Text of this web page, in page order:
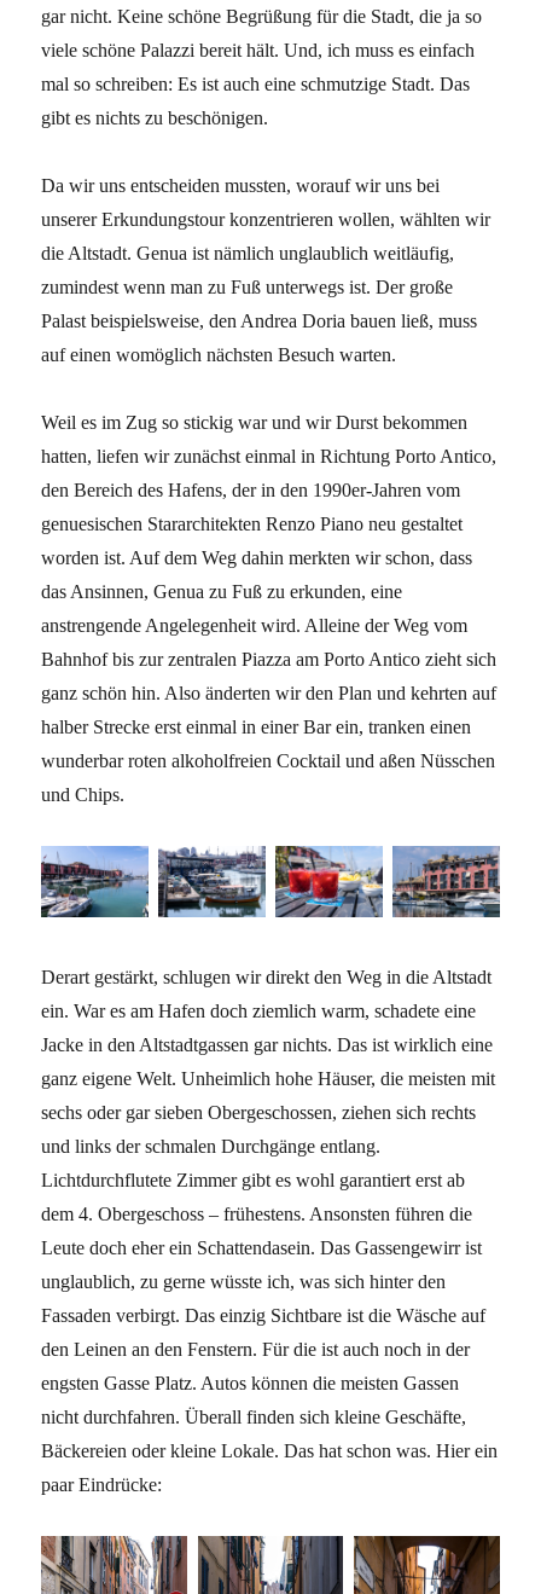
gar nicht. Keine schöne Begrüßung für die Stadt, die ja so
viele schöne Palazzi bereit hält. Und, ich muss es einfach
mal so schreiben: Es ist auch eine schmutzige Stadt. Das
gibt es nichts zu beschönigen.
Da wir uns entscheiden mussten, worauf wir uns bei
unserer Erkundungstour konzentrieren wollen, wählten wir
die Altstadt. Genua ist nämlich unglaublich weitläufig,
zumindest wenn man zu Fuß unterwegs ist. Der große
Palast beispielsweise, den Andrea Doria bauen ließ, muss
auf einen womöglich nächsten Besuch warten.
Weil es im Zug so stickig war und wir Durst bekommen
hatten, liefen wir zunächst einmal in Richtung Porto Antico,
den Bereich des Hafens, der in den 1990er-Jahren vom
genuesischen Stararchitekten Renzo Piano neu gestaltet
worden ist. Auf dem Weg dahin merkten wir schon, dass
das Ansinnen, Genua zu Fuß zu erkunden, eine
anstrengende Angelegenheit wird. Alleine der Weg vom
Bahnhof bis zur zentralen Piazza am Porto Antico zieht sich
ganz schön hin. Also änderten wir den Plan und kehrten auf
halber Strecke erst einmal in einer Bar ein, tranken einen
wunderbar roten alkoholfreien Cocktail und aßen Nüsschen
und Chips.
Derart gestärkt, schlugen wir direkt den Weg in die Altstadt
ein. War es am Hafen doch ziemlich warm, schadete eine
Jacke in den Altstadtgassen gar nichts. Das ist wirklich eine
ganz eigene Welt. Unheimlich hohe Häuser, die meisten mit
sechs oder gar sieben Obergeschossen, ziehen sich rechts
und links der schmalen Durchgänge entlang.
Lichtdurchflutete Zimmer gibt es wohl garantiert erst ab
dem 4. Obergeschoss – frühestens. Ansonsten führen die
Leute doch eher ein Schattendasein. Das Gassengewirr ist
unglaublich, zu gerne wüsste ich, was sich hinter den
Fassaden verbirgt. Das einzig Sichtbare ist die Wäsche auf
den Leinen an den Fenstern. Für die ist auch noch in der
engsten Gasse Platz. Autos können die meisten Gassen
nicht durchfahren. Überall finden sich kleine Geschäfte,
Bäckereien oder kleine Lokale. Das hat schon was. Hier ein
paar Eindrücke: